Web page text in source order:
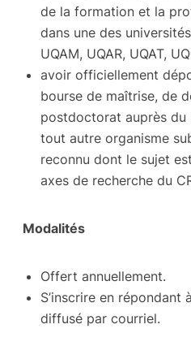
de la formation et la
dans une des
UQAM, UQAR, UQAT,
avoir officiellement
bourse de maîtrise, de
postdoctorat auprès du
tout autre organisme
reconnu dont le sujet
axes de recherche du
Modalités
Offert annuellement.
S’inscrire en répondant
diffusé par courriel.